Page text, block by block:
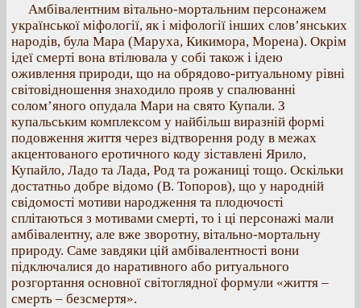
Амбівалентним вітально-мортальним персонажем
української міфології, як і міфології інших слов’янських
народів, була Мара (Маруха, Кикимора, Морена). Окрім
ідеї смерті вона втілювала у собі також і ідею
оживлення природи, що на обрядово-ритуальному рівні
світовідношення знаходило прояв у спалюванні
солом’яного опудала Мари на свято Купали. З
купальським комплексом у найбільш виразній формі
подовження життя через відтворення роду в межах
акцентованого еротичного коду зіставлені Ярило,
Купайло, Ладо та Лада, Род та рожаниці тощо. Оскільки
достатньо добре відомо (В. Топоров), що у народній
свідомості мотиви народження та плодючості
сплітаються з мотивами смерті, то і ці персонажі мали
амбівалентну, але вже зворотну, вітально-мортальну
природу. Саме завдяки цій амбівалентності вони
підключалися до наративного або ритуального
розгортання основної світоглядної формули «життя –
смерть – безсмертя».